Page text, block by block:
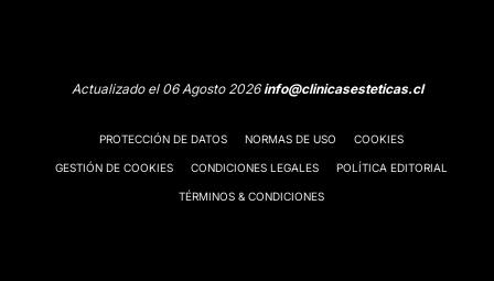
Actualizado el 06 Agosto 2026info@clinicasesteticas.cl
PROTECCIÓN DE DATOS NORMAS DE USO COOKIES
GESTIÓN DE COOKIES CONDICIONES LEGALES POLÍTICA EDITORIAL
TÉRMINOS & CONDICIONES